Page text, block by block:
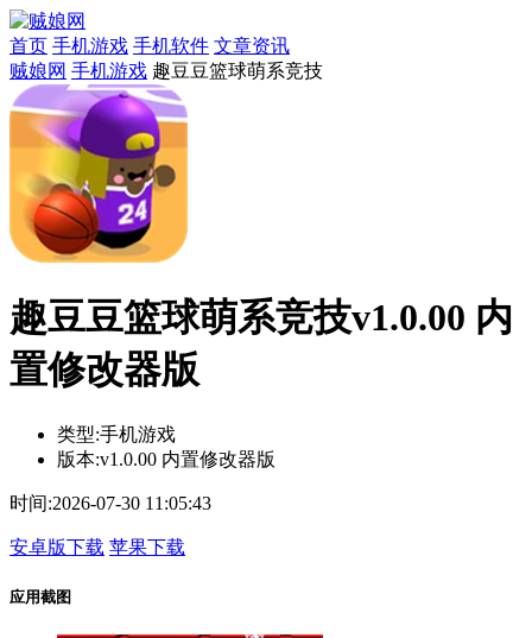
首页 手机游戏 手机软件 文章资讯
贼娘网 手机游戏 趣豆豆篮球萌系竞技
趣豆豆篮球萌系竞技v1.0.00 内
置修改器版
类型:手机游戏
版本:v1.0.00 内置修改器版
时间:2026-07-30 11:05:43
安卓版下载 苹果下载
应用截图